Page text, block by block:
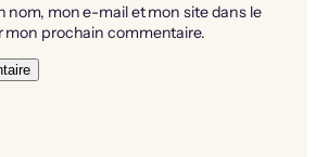
nom, mon e-mail et mon site dans le
mon prochain commentaire.